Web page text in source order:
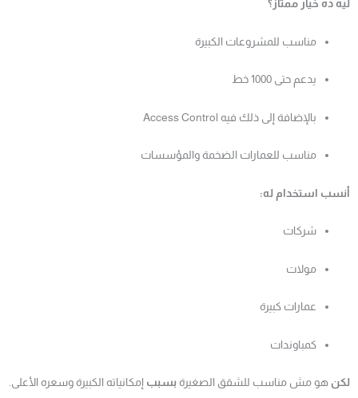
ليه ده خيار ممتاز؟
مناسب للمشروعات الكبيرة
يدعم حتى 1000 خط
بالإضافة إلى ذلك فيه Access Control
مناسب للعمارات الضخمة والمؤسسات
أنسب استخدام له:
شركات
مولات
عمارات كبيرة
كمباوندات
لكن هو مش مناسب للشقق الصغيرة بسبب إمكانياته الكبيرة وسعره الأعلى.